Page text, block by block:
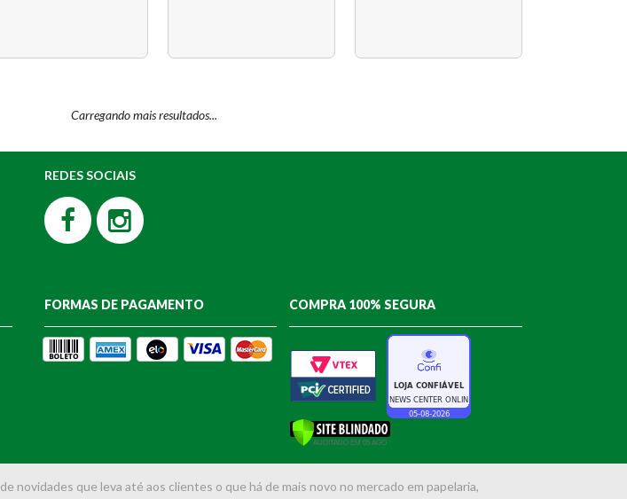
REDES SOCIAIS
FORMAS DE PAGAMENTO COMPRA 100% SEGURA
novidades que leva até aos clientes o que há de mais novo no mercado em papelaria,